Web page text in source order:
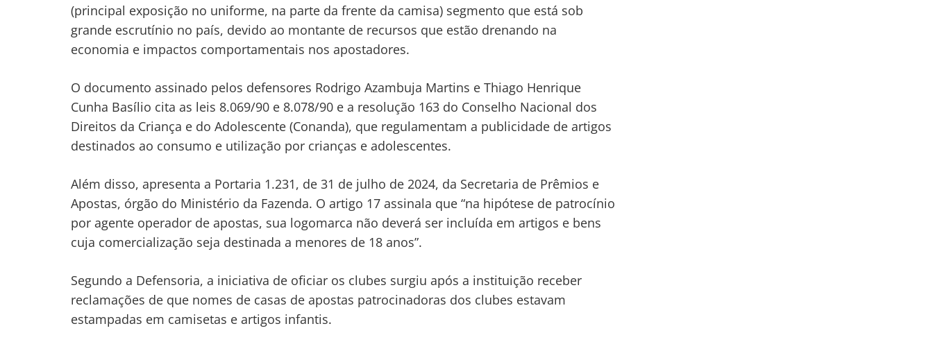
(principal exposição no uniforme, na parte da frente da camisa) segmento que está sob
grande escrutínio no país, devido ao montante de recursos que estão drenando na
economia e impactos comportamentais nos apostadores.
O documento assinado pelos defensores Rodrigo Azambuja Martins e Thiago Henrique
Cunha Basílio cita as leis 8.069/90 e 8.078/90 e a resolução 163 do Conselho Nacional dos
Direitos da Criança e do Adolescente (Conanda), que regulamentam a publicidade de artigos
destinados ao consumo e utilização por crianças e adolescentes.
Além disso, apresenta a Portaria 1.231, de 31 de julho de 2024, da Secretaria de Prêmios e
Apostas, órgão do Ministério da Fazenda. O artigo 17 assinala que “na hipótese de patrocínio
por agente operador de apostas, sua logomarca não deverá ser incluída em artigos e bens
cuja comercialização seja destinada a menores de 18 anos”.
Segundo a Defensoria, a iniciativa de oficiar os clubes surgiu após a instituição receber
reclamações de que nomes de casas de apostas patrocinadoras dos clubes estavam
estampadas em camisetas e artigos infantis.
Navegação